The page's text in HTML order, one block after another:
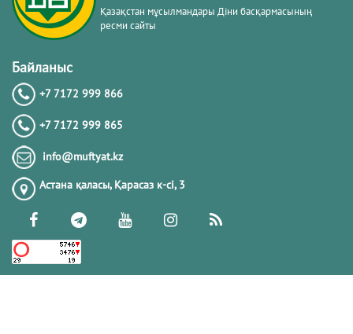
Қазақстан мұсылмандары Діни басқармасының
ресми сайты
Байланыс
+7 7172 999 866
+7 7172 999 865
info@muftyat.kz
Астана қаласы, Қарасаз к-сi, 3